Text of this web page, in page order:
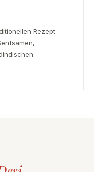
Rezept